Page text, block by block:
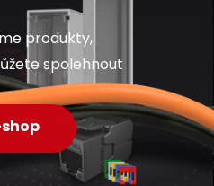
produkty,
spolehnout